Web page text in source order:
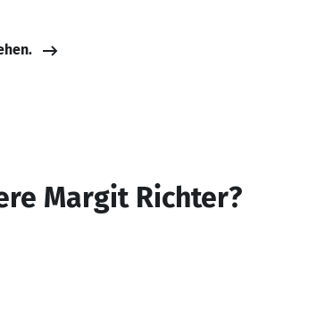
Margit Richter?